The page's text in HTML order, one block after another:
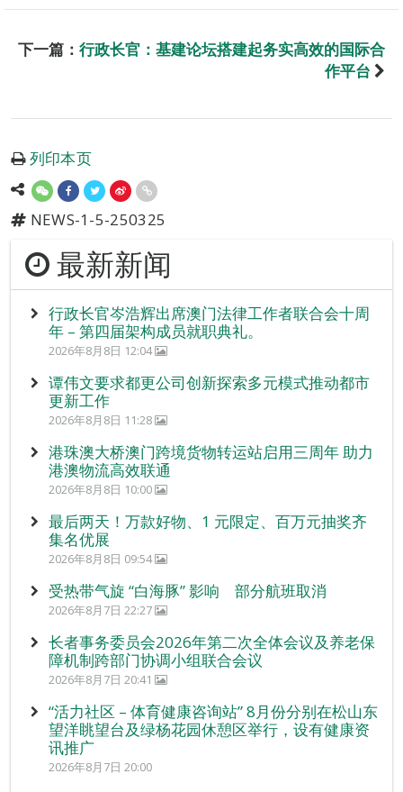
下一篇： 行政长官：基建论坛搭建起务实高效的国际合
作平台
列印本页
NEWS-1-5-250325
最新新闻
行政长官岑浩辉出席澳门法律工作者联合会十周
年 – 第四届架构成员就职典礼。
2026年8月8日 12:04
谭伟文要求都更公司创新探索多元模式推动都市
更新工作
2026年8月8日 11:28
港珠澳大桥澳门跨境货物转运站启用三周年 助力
港澳物流高效联通
2026年8月8日 10:00
最后两天！万款好物、1 元限定、百万元抽奖齐
集名优展
2026年8月8日 09:54
受热带气旋 “白海豚” 影响 部分航班取消
2026年8月7日 22:27
长者事务委员会2026年第二次全体会议及养老保
障机制跨部门协调小组联合会议
2026年8月7日 20:41
“活力社区 – 体育健康咨询站” 8月份分别在松山东
望洋眺望台及绿杨花园休憩区举行，设有健康资
讯推广
2026年8月7日 20:00